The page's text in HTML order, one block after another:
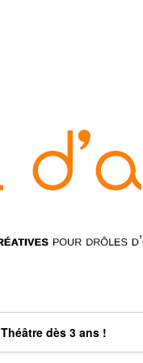
Théâtre dès 3 ans !